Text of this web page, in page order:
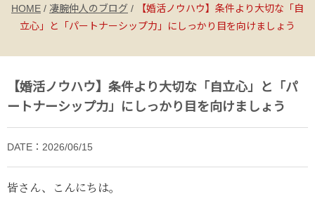
HOME / 凄腕仲人のブログ /
【婚活ノウハウ】条件より大切な「自
立心」と「パートナーシップ力」にしっかり目を向けましょう
【婚活ノウハウ】条件より大切な「自立心」と「パ
ートナーシップ力」にしっかり目を向けましょう
DATE：2026/06/15
皆さん、こんにちは。